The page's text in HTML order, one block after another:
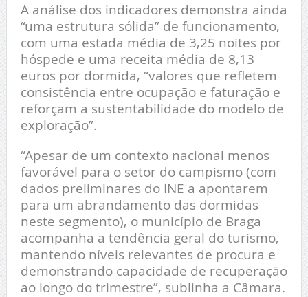
A análise dos indicadores demonstra ainda
“uma estrutura sólida” de funcionamento,
com uma estada média de 3,25 noites por
hóspede e uma receita média de 8,13
euros por dormida, “valores que refletem
consistência entre ocupação e faturação e
reforçam a sustentabilidade do modelo de
exploração”.
“Apesar de um contexto nacional menos
favorável para o setor do campismo (com
dados preliminares do INE a apontarem
para um abrandamento das dormidas
neste segmento), o município de Braga
acompanha a tendência geral do turismo,
mantendo níveis relevantes de procura e
demonstrando capacidade de recuperação
ao longo do trimestre”, sublinha a Câmara.